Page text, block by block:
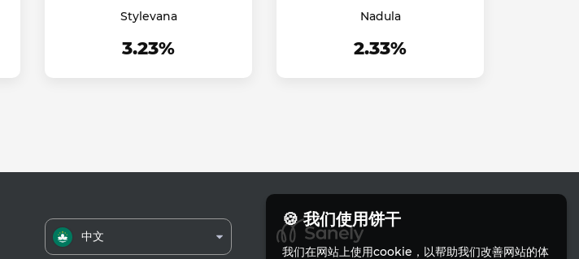
Stylevana
3.23%
Nadula
2.33%
中文
🍪 我们使用饼干
我们在网站上使用cookie，以帮助我们改善网站的体